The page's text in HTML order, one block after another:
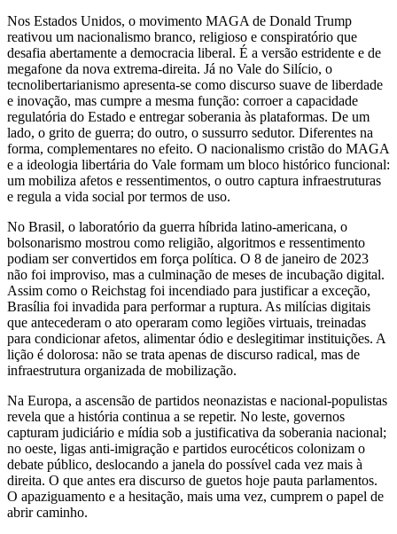
Nos Estados Unidos, o movimento MAGA de Donald Trump
reativou um nacionalismo branco, religioso e conspiratório que
desafia abertamente a democracia liberal. É a versão estridente e de
megafone da nova extrema-direita. Já no Vale do Silício, o
tecnolibertarianismo apresenta-se como discurso suave de liberdade
e inovação, mas cumpre a mesma função: corroer a capacidade
regulatória do Estado e entregar soberania às plataformas. De um
lado, o grito de guerra; do outro, o sussurro sedutor. Diferentes na
forma, complementares no efeito. O nacionalismo cristão do MAGA
e a ideologia libertária do Vale formam um bloco histórico funcional:
um mobiliza afetos e ressentimentos, o outro captura infraestruturas
e regula a vida social por termos de uso.
No Brasil, o laboratório da guerra híbrida latino-americana, o
bolsonarismo mostrou como religião, algoritmos e ressentimento
podiam ser convertidos em força política. O 8 de janeiro de 2023
não foi improviso, mas a culminação de meses de incubação digital.
Assim como o Reichstag foi incendiado para justificar a exceção,
Brasília foi invadida para performar a ruptura. As milícias digitais
que antecederam o ato operaram como legiões virtuais, treinadas
para condicionar afetos, alimentar ódio e deslegitimar instituições. A
lição é dolorosa: não se trata apenas de discurso radical, mas de
infraestrutura organizada de mobilização.
Na Europa, a ascensão de partidos neonazistas e nacional-populistas
revela que a história continua a se repetir. No leste, governos
capturam judiciário e mídia sob a justificativa da soberania nacional;
no oeste, ligas anti-imigração e partidos eurocéticos colonizam o
debate público, deslocando a janela do possível cada vez mais à
direita. O que antes era discurso de guetos hoje pauta parlamentos.
O apaziguamento e a hesitação, mais uma vez, cumprem o papel de
abrir caminho.